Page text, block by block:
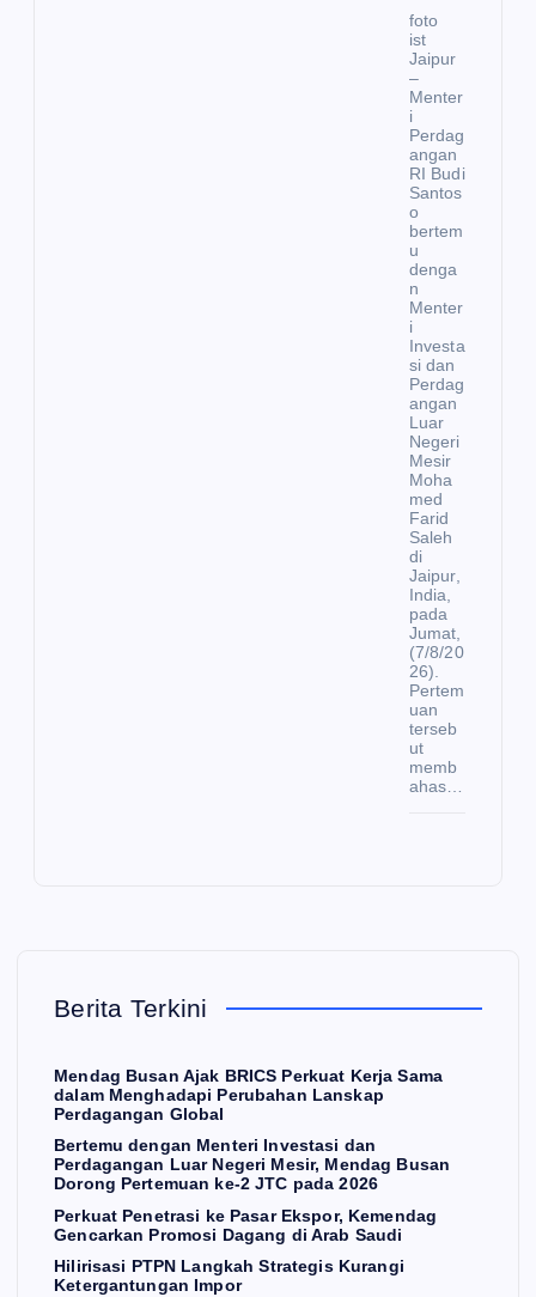
foto
ist
Jaipur
–
Menter
i
Perdag
angan
RI Budi
Santos
o
bertem
u
denga
n
Menter
i
Investa
si dan
Perdag
angan
Luar
Negeri
Mesir
Moha
med
Farid
Saleh
di
Jaipur,
India,
pada
Jumat,
(7/8/20
26).
Pertem
uan
terseb
ut
memb
ahas…
Berita Terkini
Mendag Busan Ajak BRICS Perkuat Kerja Sama
dalam Menghadapi Perubahan Lanskap
Perdagangan Global
Bertemu dengan Menteri Investasi dan
Perdagangan Luar Negeri Mesir, Mendag Busan
Dorong Pertemuan ke-2 JTC pada 2026
Perkuat Penetrasi ke Pasar Ekspor, Kemendag
Gencarkan Promosi Dagang di Arab Saudi
Hilirisasi PTPN Langkah Strategis Kurangi
Ketergantungan Impor